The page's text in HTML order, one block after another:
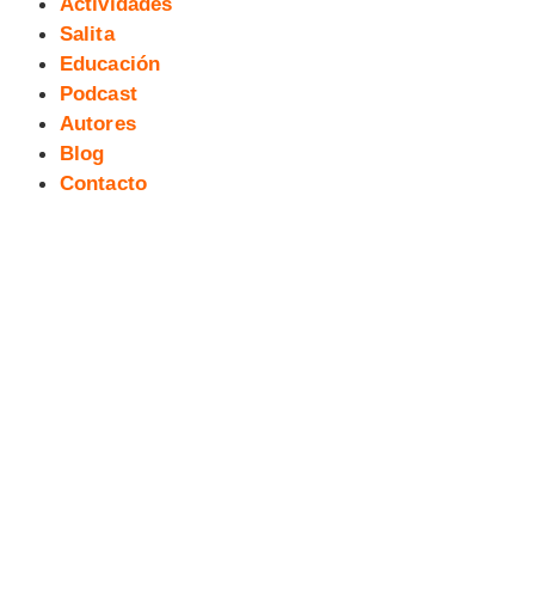
Actividades
Salita
Educación
Podcast
Autores
Blog
Contacto